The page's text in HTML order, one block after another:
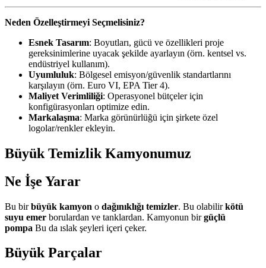
Neden Özelleştirmeyi Seçmelisiniz?
Esnek Tasarım: Boyutları, gücü ve özellikleri proje
gereksinimlerine uyacak şekilde ayarlayın (örn. kentsel vs.
endüstriyel kullanım).
Uyumluluk: Bölgesel emisyon/güvenlik standartlarını
karşılayın (örn. Euro VI, EPA Tier 4).
Maliyet Verimliliği: Operasyonel bütçeler için
konfigürasyonları optimize edin.
Markalaşma: Marka görünürlüğü için şirkete özel
logolar/renkler ekleyin.
Büyük Temizlik Kamyonumuz
Ne İşe Yarar
Bu birbüyük kamyon o dağınıklığı temizler. Bu olabilirkötü
suyu emer borulardan ve tanklardan. Kamyonun birgüçlü
pompa Bu da ıslak şeyleri içeri çeker.
Büyük Parçalar